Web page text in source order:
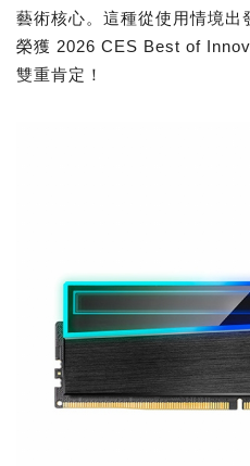
藝術核心。這種從使用情境出
榮獲 2026 CES Best of
雙重肯定！